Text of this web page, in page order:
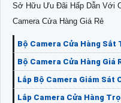
Sở Hữu Ưu Đãi Hấp Dẫn Với
Camera Cửa Hàng Giá Rẻ
Bộ Camera Cửa Hàng Sắt
Bộ Camera Cửa Hàng Giá
Lắp Bộ Camera Giám Sát
Lắp Camera Cửa Hàng